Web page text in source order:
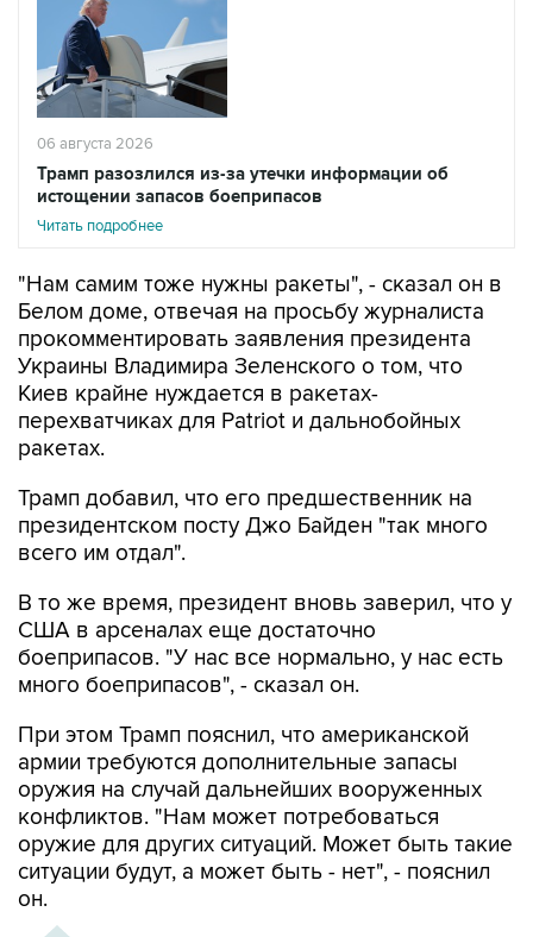
06 августа 2026
Трамп разозлился из-за утечки информации об
истощении запасов боеприпасов
Читать подробнее
"Нам самим тоже нужны ракеты", - сказал он в
Белом доме, отвечая на просьбу журналиста
прокомментировать заявления президента
Украины Владимира Зеленского о том, что
Киев крайне нуждается в ракетах-
перехватчиках для Patriot и дальнобойных
ракетах.
Трамп добавил, что его предшественник на
президентском посту Джо Байден "так много
всего им отдал".
В то же время, президент вновь заверил, что у
США в арсеналах еще достаточно
боеприпасов. "У нас все нормально, у нас есть
много боеприпасов", - сказал он.
При этом Трамп пояснил, что американской
армии требуются дополнительные запасы
оружия на случай дальнейших вооруженных
конфликтов. "Нам может потребоваться
оружие для других ситуаций. Может быть такие
ситуации будут, а может быть - нет", - пояснил
он.